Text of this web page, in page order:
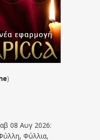
)
08 Αυγ 2026:
Φύλλια,